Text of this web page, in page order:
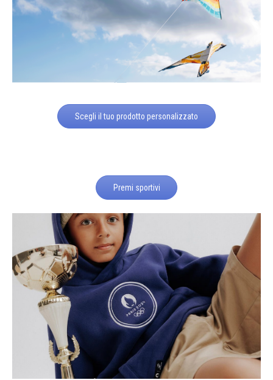
Scegli il tuo prodotto personalizzato
Premi sportivi